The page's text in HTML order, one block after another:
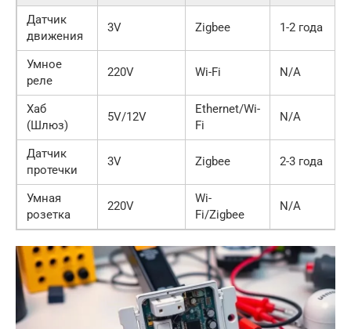
Датчик
движения
3V Zigbee 1-2 года
Умное
реле
220V Wi-Fi N/A
Хаб
(Шлюз)
5V/12V
Ethernet/Wi-
Fi
N/A
Датчик
протечки
3V Zigbee 2-3 года
Умная
розетка
220V
Wi-
Fi/Zigbee
N/A